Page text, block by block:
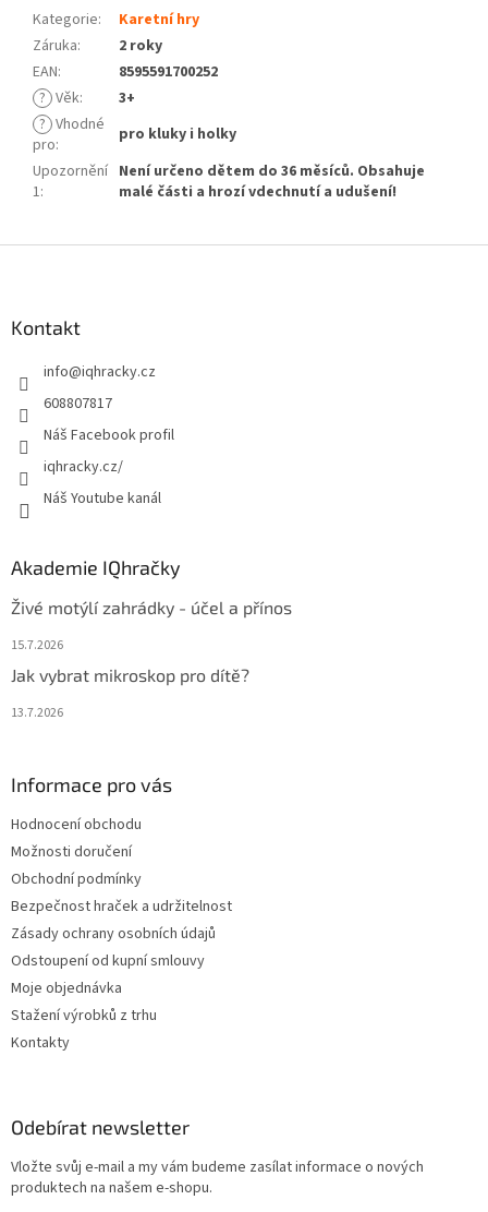
Kategorie:
Karetní hry
Záruka:
2 roky
EAN:
8595591700252
? Věk:
3+
? Vhodné
pro:
pro kluky i holky
Upozornění
1:
Není určeno dětem do 36 měsíců. Obsahuje
malé části a hrozí vdechnutí a udušení!
Kontakt
info@iqhracky.cz
608807817
Náš Facebook profil
iqhracky.cz/
Náš Youtube kanál
Akademie IQhračky
Živé motýlí zahrádky - účel a přínos
15.7.2026
Jak vybrat mikroskop pro dítě?
13.7.2026
Informace pro vás
Hodnocení obchodu
Možnosti doručení
Obchodní podmínky
Bezpečnost hraček a udržitelnost
Zásady ochrany osobních údajů
Odstoupení od kupní smlouvy
Moje objednávka
Stažení výrobků z trhu
Kontakty
Odebírat newsletter
Vložte svůj e-mail a my vám budeme zasílat informace o nových
produktech na našem e-shopu.